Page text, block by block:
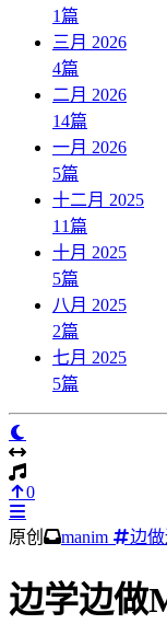
1篇
三月 2026
4篇
二月 2026
14篇
一月 2026
5篇
十二月 2025
11篇
十月 2025
5篇
八月 2025
2篇
七月 2025
5篇
0
原创 manim 边
边学边做